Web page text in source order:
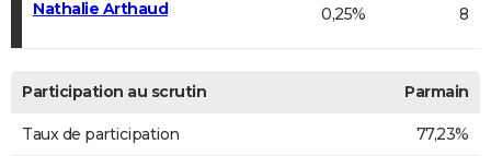
Nathalie Arthaud 0,25% 8
Participation au scrutin Parmain
Taux de participation 77,23%